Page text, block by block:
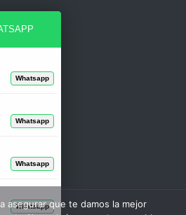
asegurar que te damos la mejor
Whatsapp
Whatsapp
Whatsapp
Whatsapp